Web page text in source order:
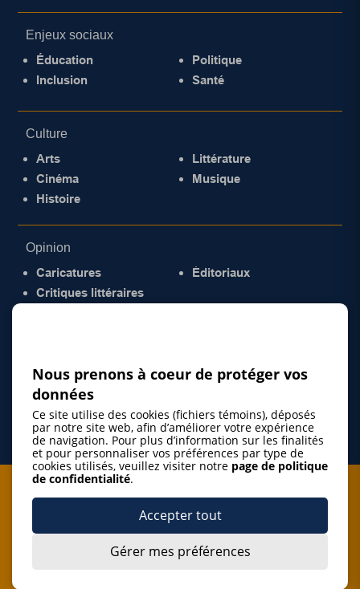
Enjeux sociaux
Éducation
Inclusion
Politique
Santé
Culture
Arts
Cinéma
Histoire
Littérature
Musique
Opinion
Caricatures
Critiques littéraires
Éditoriaux
Je m'abonne à l'infolettre
J’accepte de m’abonner à l’infolettre de La Gazette de la
Nous prenons à coeur de protéger vos
données
Ce site utilise des cookies (fichiers témoins), déposés
par notre site web, afin d’améliorer votre expérience
de navigation. Pour plus d’information sur les finalités
et pour personnaliser vos préférences par type de
cookies utilisés, veuillez visiter notre page de politique
de confidentialité.
Accepter tout
Gérer mes préférences